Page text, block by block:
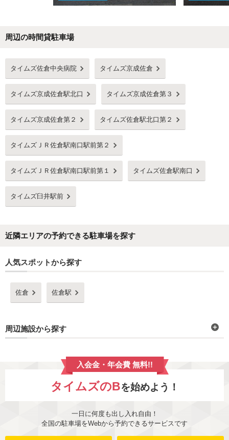
周辺の時間貸駐車場
タイムズ佐倉中央病院 タイムズ京成佐倉
タイムズ京成佐倉駅北口 タイムズ京成佐倉第３
タイムズ京成佐倉第２ タイムズ佐倉駅北口第２
タイムズＪＲ佐倉駅南口駅前第２
タイムズＪＲ佐倉駅南口駅前第１ タイムズ佐倉駅南口
タイムズ臼井駅前
近隣エリアの予約できる駐車場を探す
人気スポットから探す
佐倉 佐倉駅
周辺施設から探す
入会金・年会費 無料!!
タイムズのBを始めよう！
一日に何度も出し入れ自由！
全国の駐車場をWebから予約できるサービスです